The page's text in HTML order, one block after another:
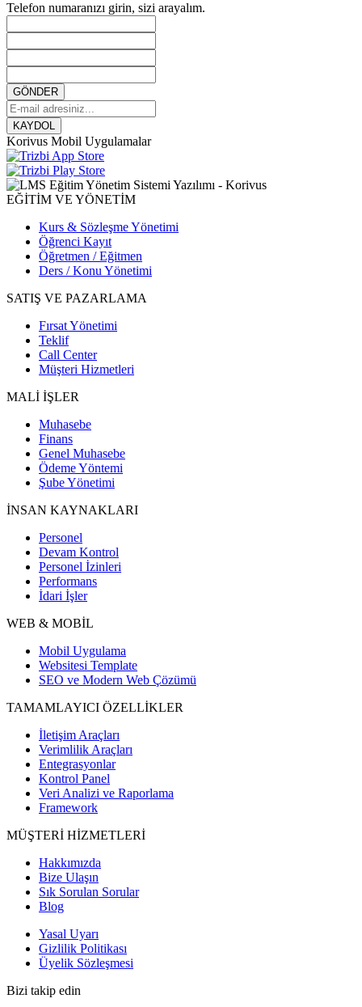
Telefon numaranızı girin, sizi arayalım.
GÖNDER
KAYDOL
Korivus Mobil Uygulamalar
EĞİTİM VE YÖNETİM
Kurs & Sözleşme Yönetimi
Öğrenci Kayıt
Öğretmen / Eğitmen
Ders / Konu Yönetimi
SATIŞ VE PAZARLAMA
Fırsat Yönetimi
Teklif
Call Center
Müşteri Hizmetleri
MALİ İŞLER
Muhasebe
Finans
Genel Muhasebe
Ödeme Yöntemi
Şube Yönetimi
İNSAN KAYNAKLARI
Personel
Devam Kontrol
Personel İzinleri
Performans
İdari İşler
WEB & MOBİL
Mobil Uygulama
Websitesi Template
SEO ve Modern Web Çözümü
TAMAMLAYICI ÖZELLİKLER
İletişim Araçları
Verimlilik Araçları
Entegrasyonlar
Kontrol Panel
Veri Analizi ve Raporlama
Framework
MÜŞTERİ HİZMETLERİ
Hakkımızda
Bize Ulaşın
Sık Sorulan Sorular
Blog
Yasal Uyarı
Gizlilik Politikası
Üyelik Sözleşmesi
Bizi takip edin